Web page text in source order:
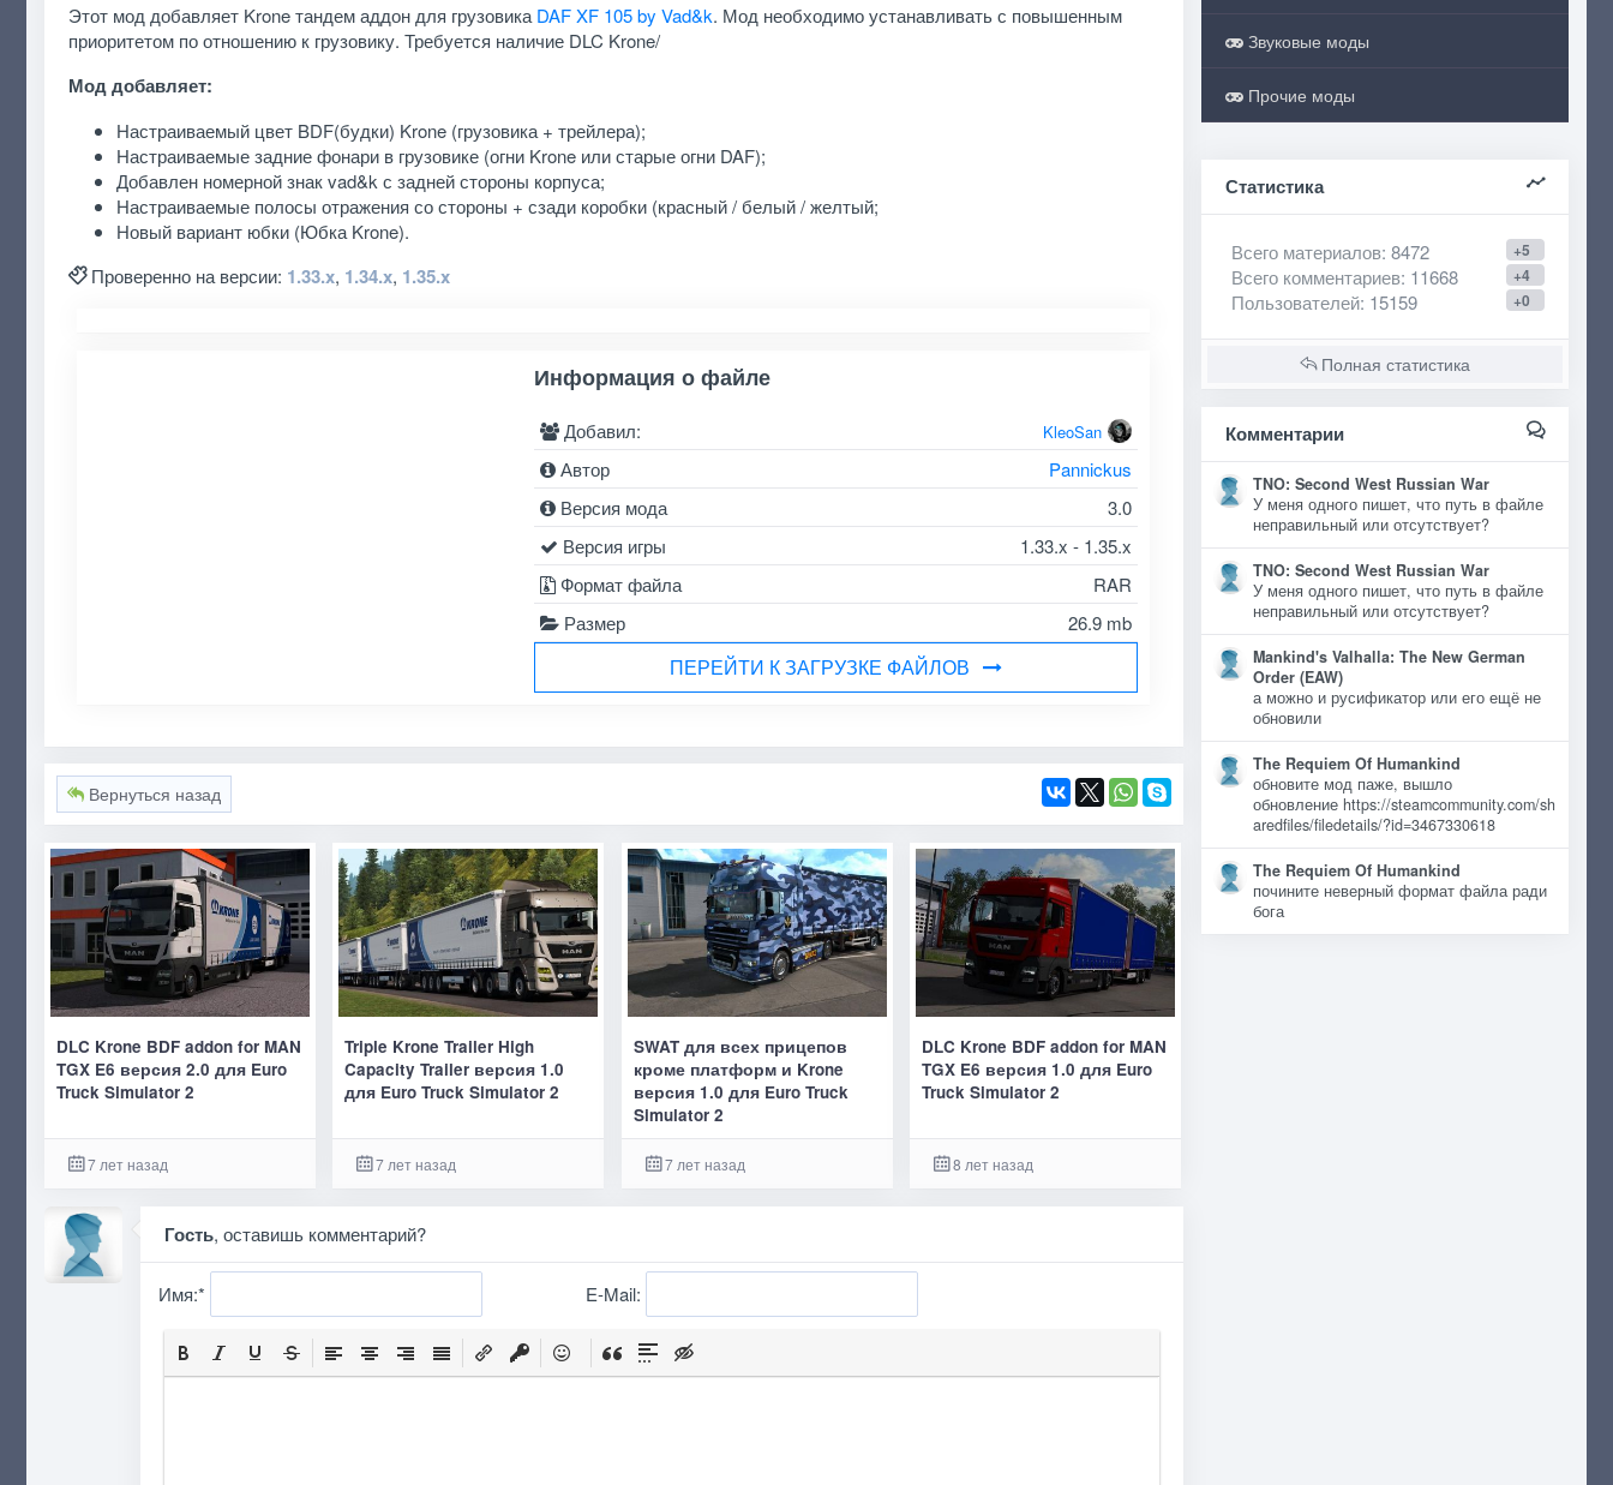
Этот мод добавляет Krone тандем аддон для грузовика DAF XF 105 by Vad&k. Мод необходимо устанавливать с повышенным
приоритетом по отношению к грузовику. Требуется наличие DLC Krone/
Мод добавляет:
Настраиваемый цвет BDF(будки) Krone (грузовика + трейлера);
Настраиваемые задние фонари в грузовике (огни Krone или старые огни DAF);
Добавлен номерной знак vad&k с задней стороны корпуса;
Настраиваемые полосы отражения со стороны + сзади коробки (красный / белый / желтый;
Новый вариант юбки (Юбка Krone).
Проверенно на версии: 1.33.x, 1.34.x, 1.35.x
Информация о файле
Добавил: KleoSan
Автор
Pannickus
Версия мода
3.0
Версия игры
1.33.x - 1.35.x
Формат файла
RAR
Размер
26.9 mb
ПЕРЕЙТИ К ЗАГРУЗКЕ ФАЙЛОВ
Вернуться назад
DLC Krone BDF addon for MAN
TGX E6 версия 2.0 для Euro
Truck Simulator 2
7 лет назад
Triple Krone Trailer High
Capacity Trailer версия 1.0
для Euro Truck Simulator 2
7 лет назад
SWAT для всех прицепов
кроме платформ и Krone
версия 1.0 для Euro Truck
Simulator 2
7 лет назад
DLC Krone BDF addon for MAN
TGX E6 версия 1.0 для Euro
Truck Simulator 2
8 лет назад
Гость, оставишь комментарий?
Имя:* E-Mail:
Звуковые моды
Прочие моды
Статистика
+5
Всего материалов: 8472
+4
Всего комментариев: 11668
+0
Пользователей: 15159
Полная статистика
Комментарии
TNO: Second West Russian War
У меня одного пишет, что путь в файле
неправильный или отсутствует?
TNO: Second West Russian War
У меня одного пишет, что путь в файле
неправильный или отсутствует?
Mankind's Valhalla: The New German
Order (EAW)
а можно и русификатор или его ещё не
обновили
The Requiem Of Humankind
обновите мод паже, вышло
обновление https://steamcommunity.com/sh
aredfiles/filedetails/?id=3467330618
The Requiem Of Humankind
почините неверный формат файла ради
бога